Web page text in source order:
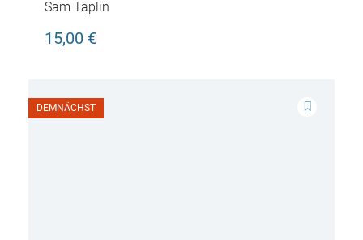
die Lok?
Sam Taplin
15,00 €
DEMNÄCHST